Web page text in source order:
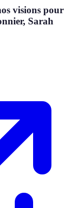
visions pour
Sarah